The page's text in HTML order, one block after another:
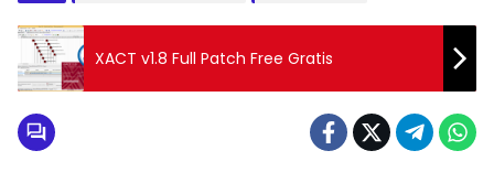
XACT v1.8 Full Patch Free Gratis